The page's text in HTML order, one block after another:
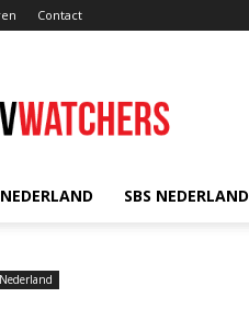
Contact
SBS NEDERLAND